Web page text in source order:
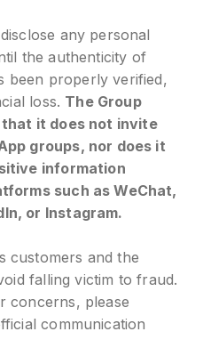
any personal
the authenticity of
been properly verified,
loss. The Group
it does not invite
groups, nor does it
information
such as WeChat,
or Instagram.
customers and the
falling victim to fraud.
concerns, please
communication